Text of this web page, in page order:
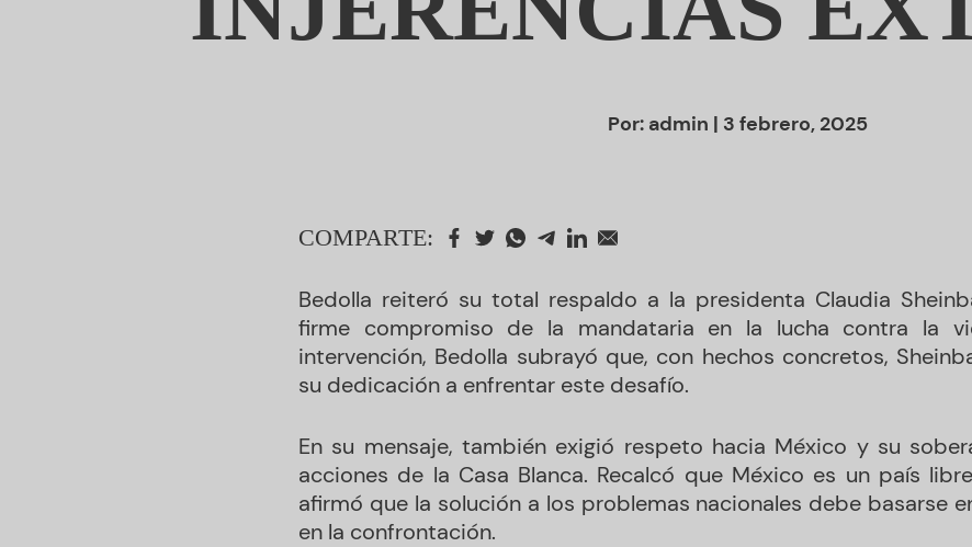
Por: admin | 3 febrero, 2025
COMPARTE:
Bedolla reiteró su total respaldo a la presidenta Claudia
firme compromiso de la mandataria en la lucha contra la
intervención, Bedolla subrayó que, con hechos concretos,
su dedicación a enfrentar este desafío.
En su mensaje, también exigió respeto hacia México y su
acciones de la Casa Blanca. Recalcó que México es un país
afirmó que la solución a los problemas nacionales debe basarse
en la confrontación.